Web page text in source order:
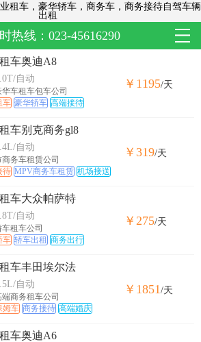
租车，豪华轿车，商务车，商务接待自驾车辆
出租
热线：023-45616290
车奥迪A8
自动
车租车包车公司
车 豪华轿车 高端接待
￥1195/天
车别克商务gl8
自动
务车租赁公司
待 MPV商务车租赁 机场接送
￥319/天
车大众帕萨特
自动
租车公司
车 轿车出租 商务出行
￥275/天
车丰田埃尔法
自动
商务租车公司
姆车 商务接待 高端婚庆
￥1851/天
车奥迪A6